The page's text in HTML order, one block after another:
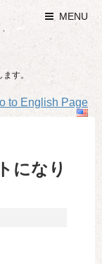
MENU
す。
to English Page
になり